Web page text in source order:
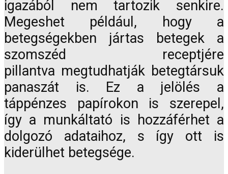
igazából nem tartozik senkire.
Megeshet például, hogy a
betegségekben jártas betegek a
szomszéd receptjére
pillantva megtudhatják betegtársuk
panaszát is. Ez a jelölés a
táppénzes papírokon is szerepel,
így a munkáltató is hozzáférhet a
dolgozó adataihoz, s így ott is
kiderülhet betegsége.